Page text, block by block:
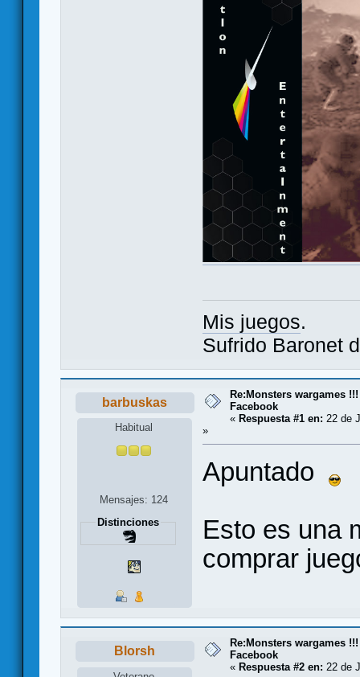
Mis juegos.
Sufrido Baronet
barbuskas
Habitual
Mensajes: 124
Distinciones
Re:Monsters wargames
Facebook
« Respuesta #1 en: 22 de
»
Apuntado
Esto es una
comprar
Blorsh
Re:Monsters wargames
Facebook
« Respuesta #2 en: 22 de